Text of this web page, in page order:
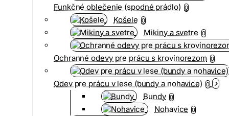
Funkčné oblečenie (spodné prádlo) 0
Košele 0
Mikiny a svetre 0
Ochranné odevy pre prácu s krovinorezom 0
Odev pre prácu v lese (bundy a nohavice) 0
Bundy 0
Nohavice 0